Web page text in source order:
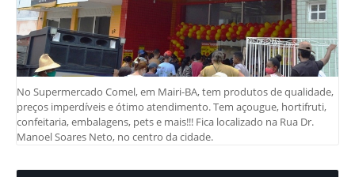
No Supermercado Comel, em Mairi-BA, tem produtos de qualidade,
preços imperdíveis e ótimo atendimento. Tem açougue, hortifruti,
confeitaria, embalagens, pets e mais!!! Fica localizado na Rua Dr.
Manoel Soares Neto, no centro da cidade.